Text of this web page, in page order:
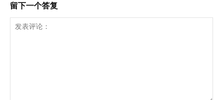
留下一个答复